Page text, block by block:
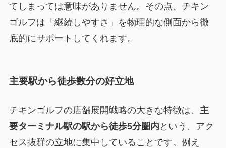
てしまっては意味がありません。その点、チキン
ゴルフは「継続しやすさ」を物理的な側面から徹
底的にサポートしてくれます。
主要駅から徒歩数分の好立地
チキンゴルフの店舗展開戦略の大きな特徴は、 主
要ターミナル駅の駅から徒歩5分圏内 という、アク
セス抜群の立地に集中していることです。例え